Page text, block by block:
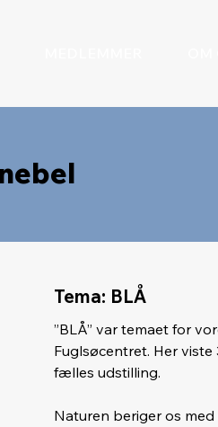
Tema: BLÅ
”BLÅ” var temaet for
Fuglsøcentret. Her
fælles udstilling.
Naturen beriger os